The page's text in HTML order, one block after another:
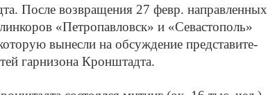
По­сле воз­вра­ще­ния 27 февр. на­прав­лен­ных
«Пе­тро­пав­ловск» и «Се­ва­сто­поль»
вы­не­сли на об­су­ж­де­ние пред­ста­ви­те­
гар­ни­зо­на Крон­штад­та.